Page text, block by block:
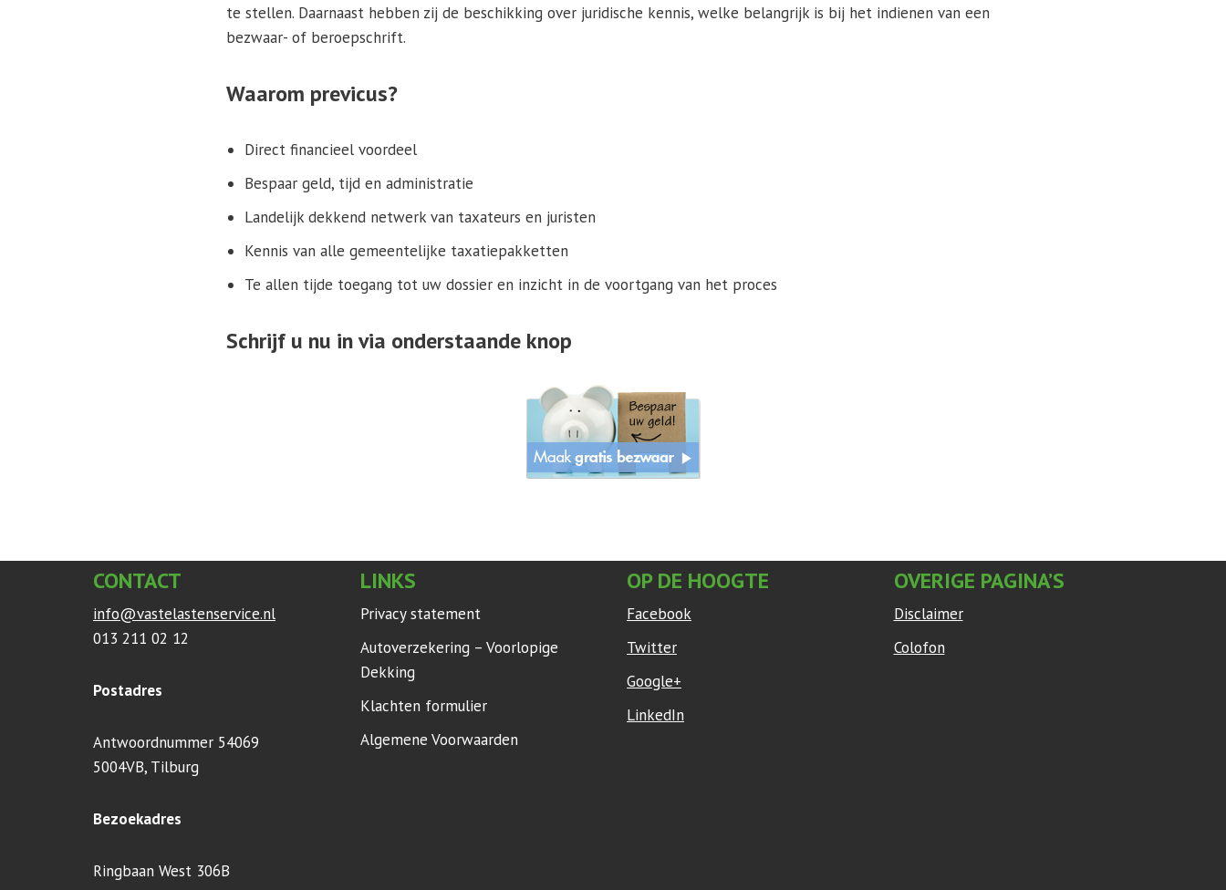
te stellen. Daarnaast hebben zij de beschikking over juridische kennis, welke belangrijk is bij het indienen van een
bezwaar- of beroepschrift.
Waarom previcus?
Direct financieel voordeel
Bespaar geld, tijd en administratie
Landelijk dekkend netwerk van taxateurs en juristen
Kennis van alle gemeentelijke taxatiepakketten
Te allen tijde toegang tot uw dossier en inzicht in de voortgang van het proces
Schrijf u nu in via onderstaande knop
CONTACT
info@vastelastenservice.nl
013 211 02 12
Postadres
Antwoordnummer 54069
5004VB, Tilburg
Bezoekadres
Ringbaan West 306B
LINKS
Privacy statement
Autoverzekering – Voorlopige
Dekking
Klachten formulier
Algemene Voorwaarden
OP DE HOOGTE
Facebook
Twitter
Google+
LinkedIn
OVERIGE PAGINA’S
Disclaimer
Colofon